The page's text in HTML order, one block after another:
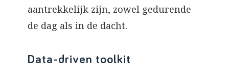
aantrekkelijk zijn, zowel gedurende
de dag als in de dacht.
Data-driven toolkit